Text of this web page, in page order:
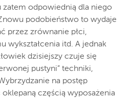
zatem odpowiednią dla niego
podobieństwo to wydaje
przez zrównanie płci,
wykształcenia itd. A jednak
dzisiejszy czuje się
pustyni” techniki,
na postęp
częścią wyposażenia